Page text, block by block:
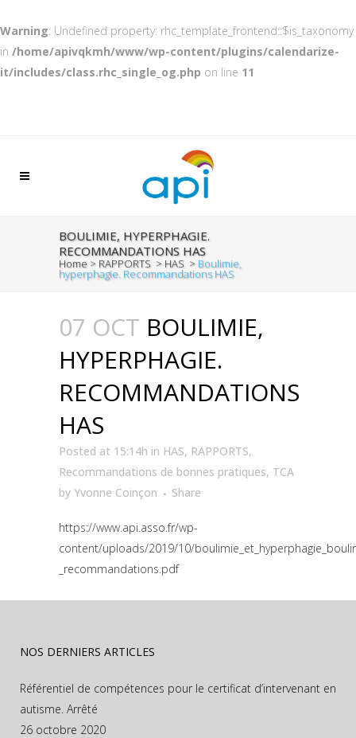
Warning: Undefined property: rhc_template_frontend::$is_taxonomy
in /home/apivqkmh/www/wp-content/plugins/calendarize-
it/includes/class.rhc_single_og.php on line 11
BOULIMIE, HYPERPHAGIE.
RECOMMANDATIONS HAS
Home > RAPPORTS > HAS > Boulimie,
hyperphagie. Recommandations HAS
07 OCT BOULIMIE,
HYPERPHAGIE.
RECOMMANDATIONS
HAS
Posted at 15:14h in HAS, RAPPORTS,
Recommandations de bonnes pratiques, TCA
by Yvonne Coinçon Share
https://www.api.asso.fr/wp-
content/uploads/2019/10/
_recommandations.pdf
NOS DERNIERS ARTICLES
Référentiel de compétences pour le certificat d’intervenant en
autisme. Arrêté
26 octobre 2020